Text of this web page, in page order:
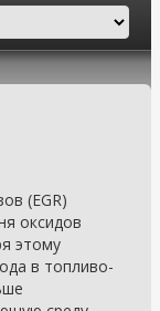
(EGR)
оксидов
этому
в топливо-